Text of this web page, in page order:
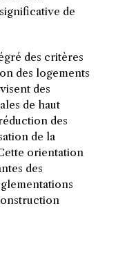
de
des critères
des logements
des
de haut
des
de la
orientation
des